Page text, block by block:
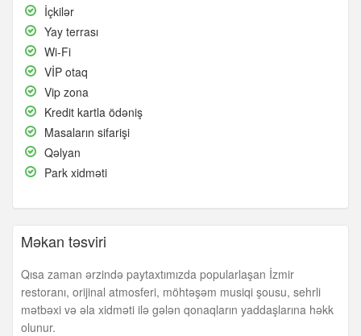
İçkilər
İçkilər
Yay
terrası
Yay terrası
Wi-
Fi
Wi-Fi
VİP
otaq
VİP otaq
Vip
zona
Vip zona
Kredit
kartla
ödəniş
Kredit kartla ödəniş
Masaların
sifarişi
Masaların sifarişi
Qəlyan
Qəlyan
Park
Park xidməti
Məkan təsviri
Qısa zaman ərzində paytaxtımızda popularlaşan İzmir
restoranı, orijinal atmosferi, möhtəşəm musiqi şousu, sehrli
mətbəxi və əla xidməti ilə gələn qonaqların yaddaşlarına həkk
olunur.